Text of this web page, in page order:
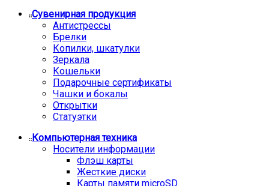
Сувенирная продукция
Антистрессы
Брелки
Копилки, шкатулки
Зеркала
Кошельки
Подарочные сертификаты
Чашки и бокалы
Открытки
Статуэтки
Компьютерная техника
Носители информации
Флэш карты
Жесткие диски
Карты памяти microSD